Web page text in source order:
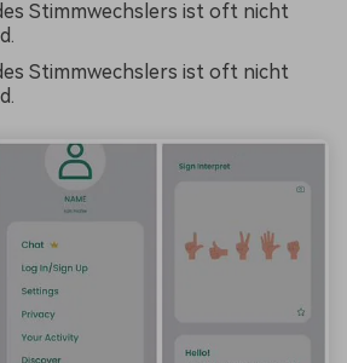
Stimmwechslers ist oft nicht
Stimmwechslers ist oft nicht